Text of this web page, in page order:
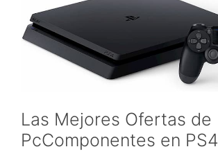
Las Mejores Ofertas de
PcComponentes en